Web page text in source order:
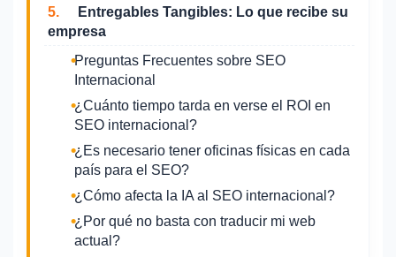
5.
Entregables Tangibles: Lo que recibe su
empresa
Preguntas Frecuentes sobre SEO
Internacional
¿Cuánto tiempo tarda en verse el ROI en
SEO internacional?
¿Es necesario tener oficinas físicas en cada
país para el SEO?
¿Cómo afecta la IA al SEO internacional?
¿Por qué no basta con traducir mi web
actual?